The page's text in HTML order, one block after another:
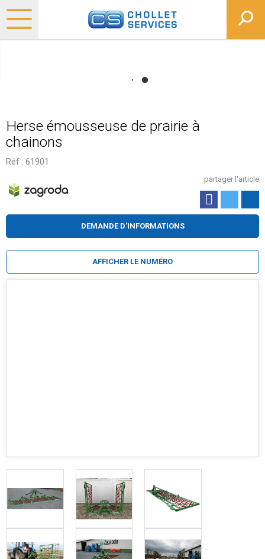
Herse émousseuse de prairie à
chainons
Réf : 61901
partager l'article
DEMANDE D'INFORMATIONS
AFFICHER LE NUMÉRO